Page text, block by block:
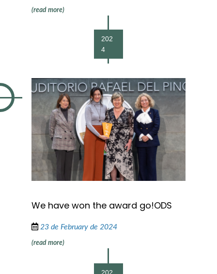
(read more)
202
4
We have won the award go!ODS
23 de February de 2024
(read more)
202